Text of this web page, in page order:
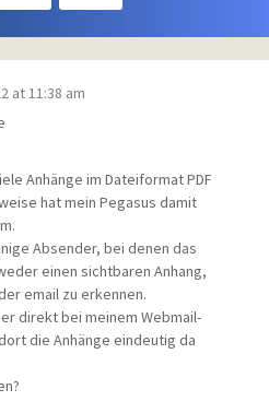
at 11:38 am
Anhänge im Dateiformat PDF
hat mein Pegasus damit
Absender, bei denen das
einen sichtbaren Anhang,
email zu erkennen.
direkt bei meinem Webmail-
die Anhänge eindeutig da